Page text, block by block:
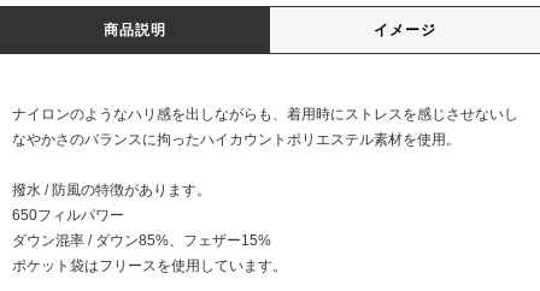
商品説明 イメージ
ナイロンのようなハリ感を出しながらも、着用時にストレスを感じさせないし
なやかさのバランスに拘ったハイカウントポリエステル素材を使用。
撥水 / 防風の特徴があります。
650フィルパワー
ダウン混率 / ダウン85%、フェザー15%
ポケット袋はフリースを使用しています。